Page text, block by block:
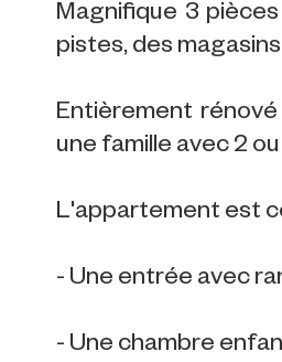
Magnifique 3
pistes, des
Entièrement
une famille avec 2
L'appartement est
- Une entrée avec
- Une chambre